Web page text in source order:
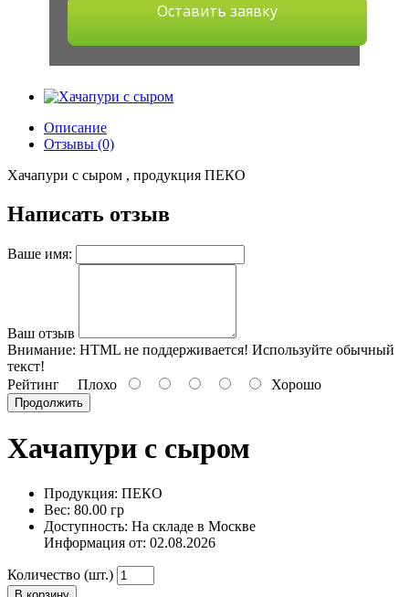
Оставить заявку
Описание
Отзывы (0)
Хачапури с сыром , продукция ПЕКО
Написать отзыв
Ваше имя:
Ваш отзыв
Внимание: HTML не поддерживается! Используйте обычный
текст!
Рейтинг Плохо Хорошо
Продолжить
Хачапури с сыром
Продукция: ПЕКО
Вес: 80.00 гр
Доступность: На складе в Москве
Информация от: 02.08.2026
Количество (шт.)